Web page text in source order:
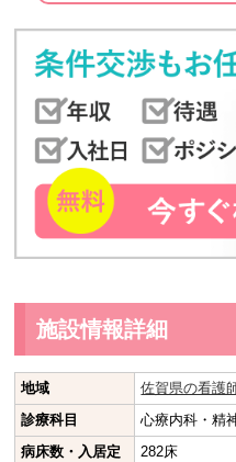
施設情報詳細
地域
佐賀県の看護
診療科目
心療内科・精
病床数・入居定
282床